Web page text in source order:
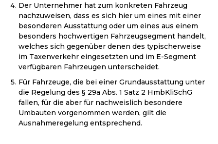
Der Unternehmer hat zum konkreten Fahrzeug
nachzuweisen, dass es sich hier um eines mit einer
besonderen Ausstattung oder um eines aus einem
besonders hochwertigen Fahrzeugsegment handelt,
welches sich gegenüber denen des typischerweise
im Taxenverkehr eingesetzten und im E-Segment
verfügbaren Fahrzeugen unterscheidet.
Für Fahrzeuge, die bei einer Grundausstattung unter
die Regelung des § 29a Abs. 1 Satz 2 HmbKliSchG
fallen, für die aber für nachweislich besondere
Umbauten vorgenommen werden, gilt die
Ausnahmeregelung entsprechend.